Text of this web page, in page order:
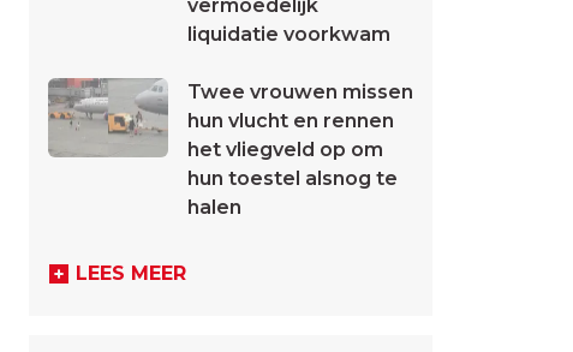
vermoedelijk
liquidatie voorkwam
Twee vrouwen missen
hun vlucht en rennen
het vliegveld op om
hun toestel alsnog te
halen
LEES MEER